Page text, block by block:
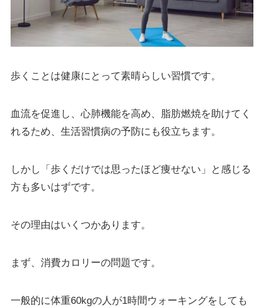
歩くことは健康にとって素晴らしい習慣です。
血流を促進し、心肺機能を高め、脂肪燃焼を助けてく
れるため、生活習慣病の予防にも役立ちます。
しかし「歩くだけでは思ったほど痩せない」と感じる
方も多いはずです。
その理由はいくつかあります。
まず、消費カロリーの問題です。
一般的に体重60kgの人が1時間ウォーキングをしても